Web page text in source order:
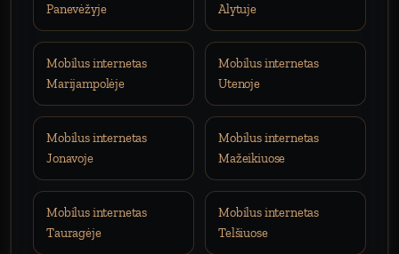
Panevėžyje
Alytuje
Mobilus internetas
Marijampolėje
Mobilus internetas
Utenoje
Mobilus internetas
Jonavoje
Mobilus internetas
Mažeikiuose
Mobilus internetas
Tauragėje
Mobilus internetas
Telšiuose